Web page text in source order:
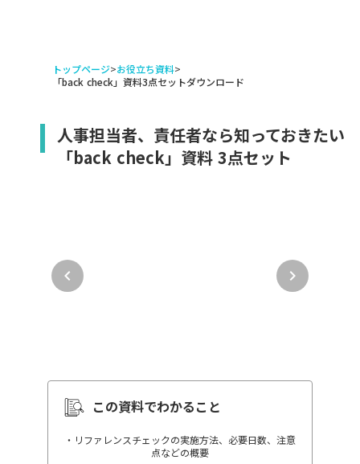
トップページ>お役立ち資料>
「back check」資料3点セットダウンロード
人事担当者、責任者なら知っておきたい
「back check」資料 3点セット
keyboard_arrow_left keyboard_arrow_right
この資料でわかること
・リファレンスチェックの実施方法、必要日数、注意
点などの概要